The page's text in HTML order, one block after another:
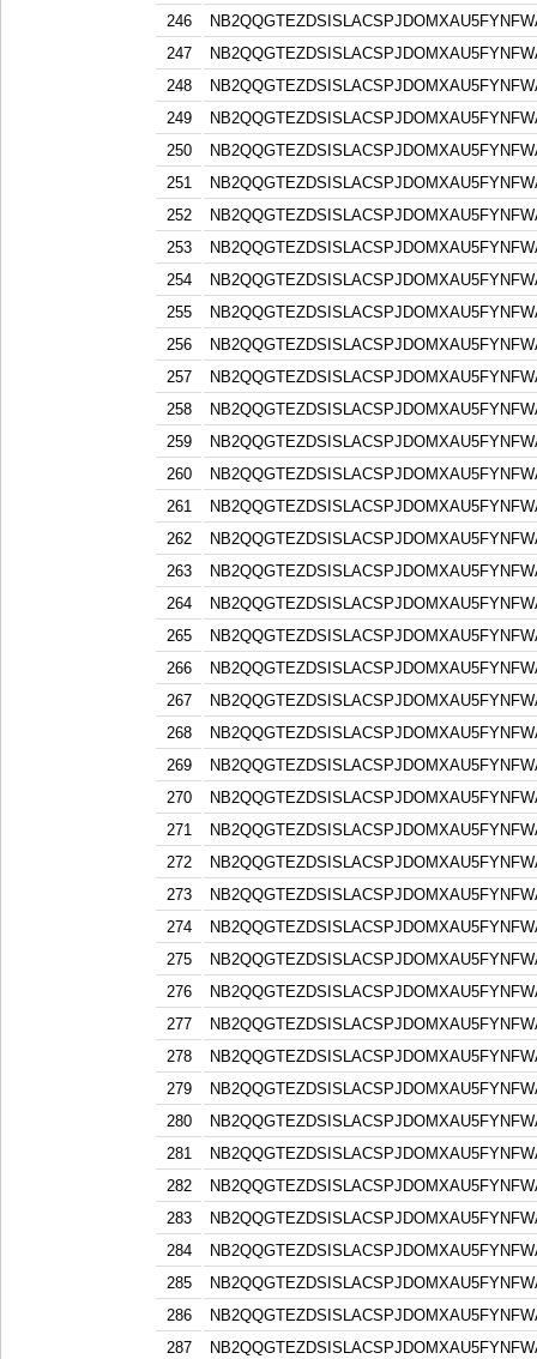
246
247
248
249
250
251
252
253
254
255
256
257
258
259
260
261
262
263
264
265
266
267
268
269
270
271
272
273
274
275
276
277
278
279
280
281
282
283
284
285
286
287